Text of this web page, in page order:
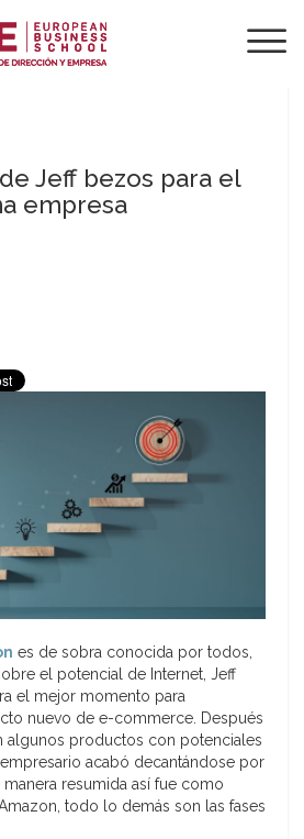
Jeff bezos para el
empresa
es de sobra conocida por todos,
el potencial de Internet, Jeff
el mejor momento para
nuevo de e-commerce. Después
algunos productos con potenciales
acabó decantándose por
resumida así fue como
todo lo demás son las fases